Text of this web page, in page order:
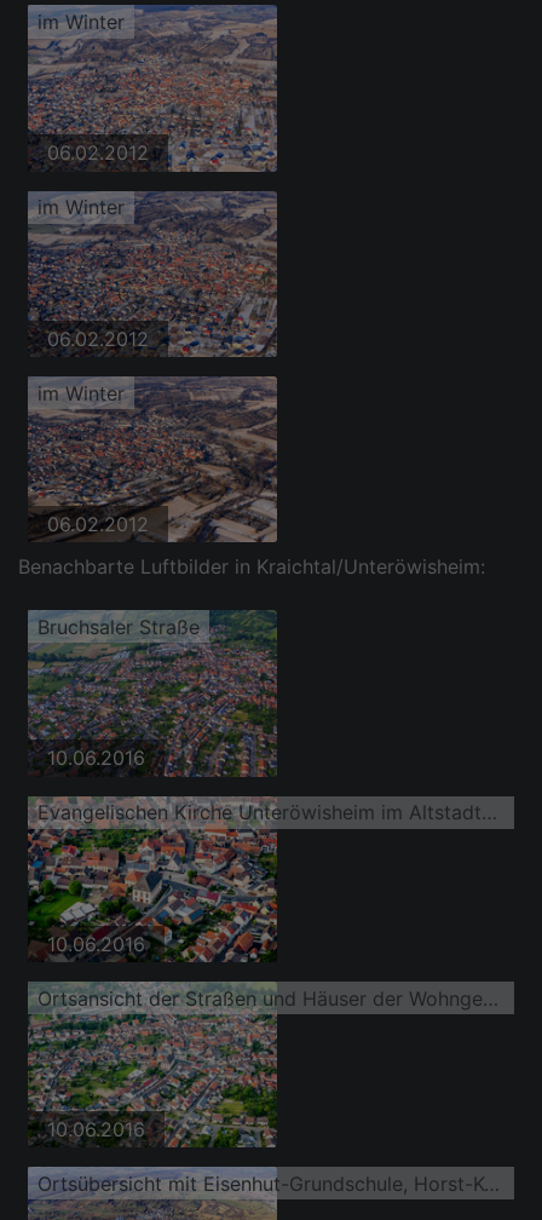
im Winter
06.02.2012
im Winter
06.02.2012
im Winter
06.02.2012
Benachbarte Luftbilder in Kraichtal/Unteröwisheim:
Bruchsaler Straße
10.06.2016
Evangelischen Kirche Unteröwisheim im Altstadt- Zentrum der Innenstadt
10.06.2016
Ortsansicht der Straßen und Häuser der Wohngebiete
10.06.2016
Ortsübersicht mit Eisenhut-Grundschule, Horst-Kochendörfer-Halle Unteröwisheimund Sportplatz des TV Unteröwisheim 1900 e.V. von Süden